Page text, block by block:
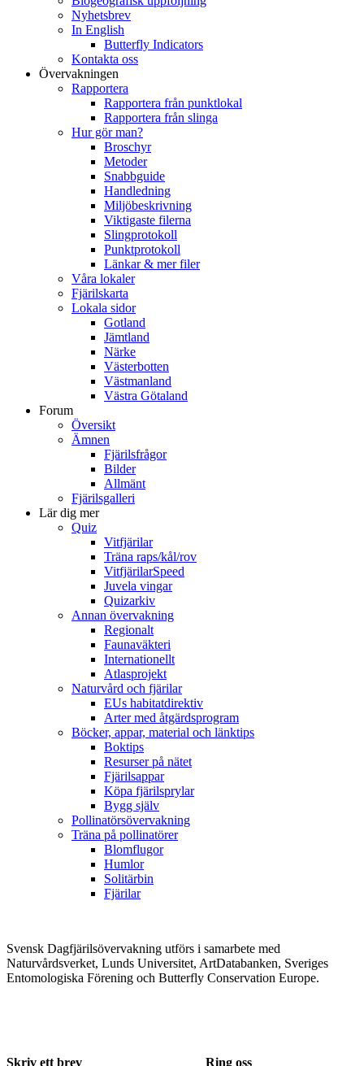
Nyhetsbrev
In English
Butterfly Indicators
Kontakta oss
Övervakningen
Rapportera
Rapportera från punktlokal
Rapportera från slinga
Hur gör man?
Broschyr
Metoder
Snabbguide
Handledning
Miljöbeskrivning
Viktigaste filerna
Slingprotokoll
Punktprotokoll
Länkar & mer filer
Våra lokaler
Fjärilskarta
Lokala sidor
Gotland
Jämtland
Närke
Västerbotten
Västmanland
Västra Götaland
Forum
Översikt
Ämnen
Fjärilsfrågor
Bilder
Allmänt
Fjärilsgalleri
Lär dig mer
Quiz
Vitfjärilar
Träna raps/kål/rov
VitfjärilarSpeed
Juvela vingar
Quizarkiv
Annan övervakning
Regionalt
Faunaväkteri
Internationellt
Atlasprojekt
Naturvård och fjärilar
EUs habitatdirektiv
Arter med åtgärdsprogram
Böcker, appar, material och länktips
Boktips
Resurser på nätet
Fjärilsappar
Köpa fjärilsprylar
Bygg själv
Pollinatörsövervakning
Träna på pollinatörer
Blomflugor
Humlor
Solitärbin
Fjärilar
Svensk Dagfjärilsövervakning utförs i samarbete med
Naturvårdsverket, Lunds Universitet, ArtDatabanken, Sveriges
Entomologiska Förening och Butterfly Conservation Europe.
Skriv ett brev Ring oss